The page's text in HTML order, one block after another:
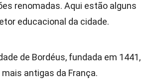
renomadas. Aqui estão alguns
educacional da cidade.
de Bordéus, fundada em 1441,
antigas da França.